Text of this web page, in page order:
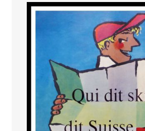
BOISSON – ALIMENTATION
SPORT – COURSE AUTOMOBILE – CYCLES
TOURISME FRANCAIS